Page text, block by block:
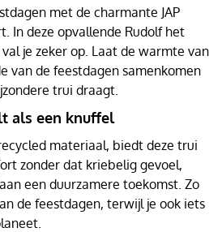
met de charmante JAP
In deze opvallende Rudolf het
je zeker op. Laat de warmte van
van de feestdagen samenkomen
trui draagt.
als een knuffel
materiaal, biedt deze trui
zonder dat kriebelig gevoel,
een duurzamere toekomst. Zo
de feestdagen, terwijl je ook iets